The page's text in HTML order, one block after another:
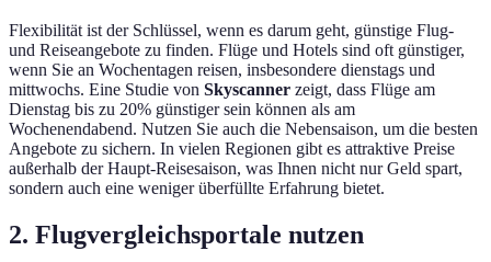
Flexibilität ist der Schlüssel, wenn es darum geht, günstige Flug-
und Reiseangebote zu finden. Flüge und Hotels sind oft günstiger,
wenn Sie an Wochentagen reisen, insbesondere dienstags und
mittwochs. Eine Studie von Skyscanner zeigt, dass Flüge am
Dienstag bis zu 20% günstiger sein können als am
Wochenendabend. Nutzen Sie auch die Nebensaison, um die besten
Angebote zu sichern. In vielen Regionen gibt es attraktive Preise
außerhalb der Haupt-Reisesaison, was Ihnen nicht nur Geld spart,
sondern auch eine weniger überfüllte Erfahrung bietet.
2. Flugvergleichsportale nutzen